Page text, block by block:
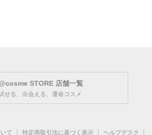
STORE 店舗一覧
せる、出会える、運命コスメ
て 特定商取引法に基づく表示 ヘルプデスク